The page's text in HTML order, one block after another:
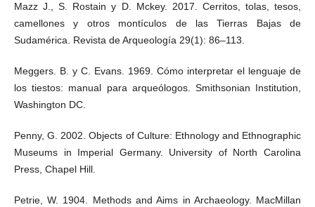
Mazz J., S. Rostain y D. Mckey. 2017. Cerritos, tolas, tesos,
camellones y otros montículos de las Tierras Bajas de
Sudamérica. Revista de Arqueología 29(1): 86–113.
Meggers. B. y C. Evans. 1969. Cómo interpretar el lenguaje de
los tiestos: manual para arqueólogos. Smithsonian Institution,
Washington DC.
Penny, G. 2002. Objects of Culture: Ethnology and Ethnographic
Museums in Imperial Germany. University of North Carolina
Press, Chapel Hill.
Petrie, W. 1904. Methods and Aims in Archaeology. MacMillan